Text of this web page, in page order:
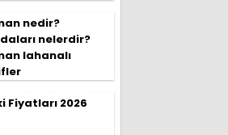
nedir?
nelerdir?
lahanalı
Fiyatları 2026